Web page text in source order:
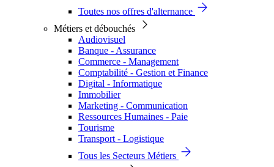
Toutes nos offres d'alternance
Métiers et débouchés
Audiovisuel
Banque - Assurance
Commerce - Management
Comptabilité - Gestion et Finance
Digital - Informatique
Immobilier
Marketing - Communication
Ressources Humaines - Paie
Tourisme
Transport - Logistique
Tous les Secteurs Métiers